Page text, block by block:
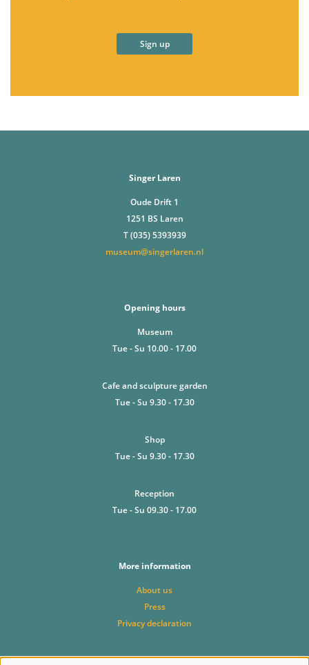
Sign up
Singer Laren
Oude Drift 1
1251 BS Laren
T (035) 5393939
museum@singerlaren.nl
Opening hours
Museum
Tue - Su 10.00 - 17.00
Cafe and sculpture garden
Tue - Su 9.30 - 17.30
Shop
Tue - Su 9.30 - 17.30
Reception
Tue - Su 09.30 - 17.00
More information
About us
Press
Privacy declaration